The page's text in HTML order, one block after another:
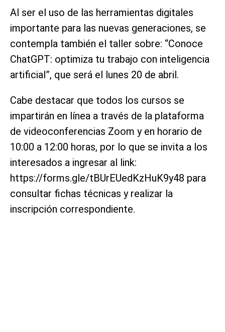
Al ser el uso de las herramientas digitales
importante para las nuevas generaciones, se
contempla también el taller sobre: “Conoce
ChatGPT: optimiza tu trabajo con inteligencia
artificial”, que será el lunes 20 de abril.
Cabe destacar que todos los cursos se
impartirán en línea a través de la plataforma
de videoconferencias Zoom y en horario de
10:00 a 12:00 horas, por lo que se invita a los
interesados a ingresar al link:
https://forms.gle/tBUrEUedKzHuK9y48 para
consultar fichas técnicas y realizar la
inscripción correspondiente.